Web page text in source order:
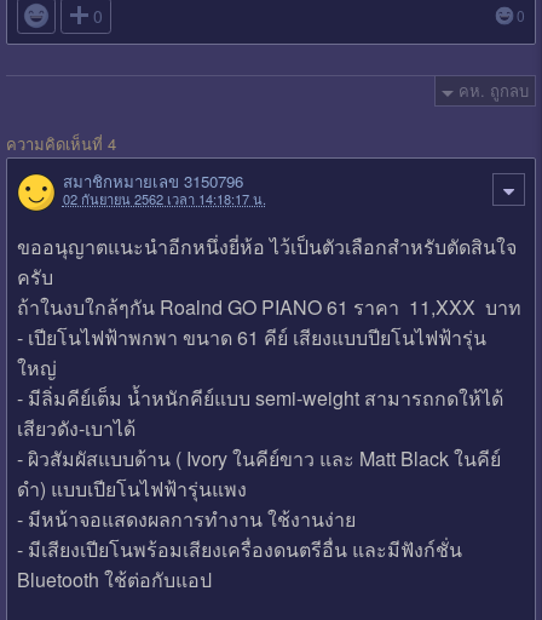
 0 0
คห. ถูกลบ
ความคิดเห็นที่ 4
สมาชิกหมายเลข 3150796
02 กันยายน 2562 เวลา 14:18:17 น.
ขออนุญาตแนะนำอีกหนึ่งยี่ห้อ ไว้เป็นตัวเลือกสำหรับตัดสินใจ
ครับ
ถ้าในงบใกล้ๆกัน Roalnd GO PIANO 61 ราคา 11,XXX บาท
- เปียโนไฟฟ้าพกพา ขนาด 61 คีย์ เสียงแบบปียโนไฟฟ้ารุ่น
ใหญ่
- มีลิ่มคีย์เต็ม น้ำหนักคีย์แบบ semi-weight สามารถกดให้ได้
เสียวดัง-เบาได้
- ผิวสัมผัสแบบด้าน ( Ivory ในคีย์ขาว และ Matt Black ในคีย์
ดำ) แบบเปียโนไฟฟ้ารุ่นแพง
- มีหน้าจอแสดงผลการทำงาน ใช้งานง่าย
- มีเสียงเปียโนพร้อมเสียงเครื่องดนตรีอื่น และมีฟังก์ชั่น
Bluetooth ใช้ต่อกับแอป